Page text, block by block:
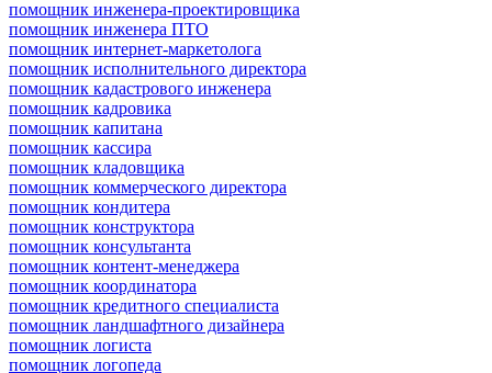
помощник инженера-проектировщика
помощник инженера ПТО
помощник интернет-маркетолога
помощник исполнительного директора
помощник кадастрового инженера
помощник кадровика
помощник капитана
помощник кассира
помощник кладовщика
помощник коммерческого директора
помощник кондитера
помощник конструктора
помощник консультанта
помощник контент-менеджера
помощник координатора
помощник кредитного специалиста
помощник ландшафтного дизайнера
помощник логиста
помощник логопеда